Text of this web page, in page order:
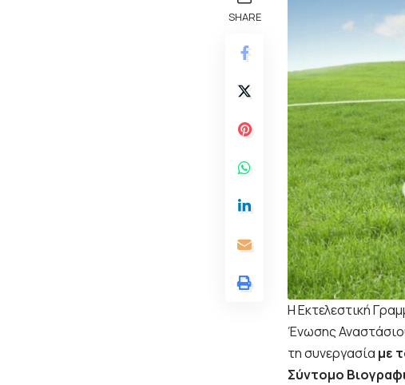
SHARE
Η Εκτελεστική
Ένωσης
τη συνεργασία με
Σύντομο